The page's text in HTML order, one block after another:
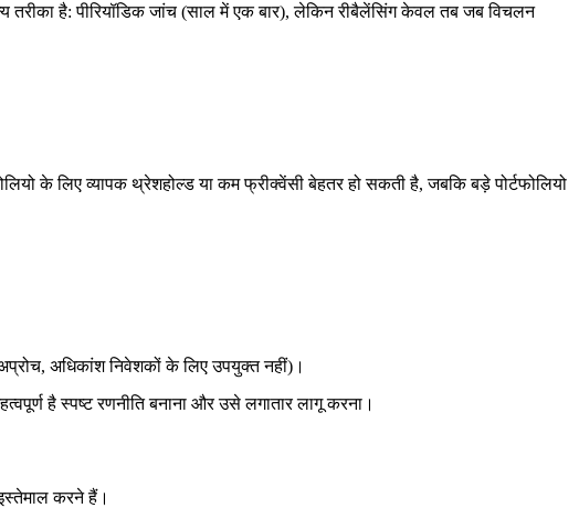
तरीका है: पीरियॉडिक जांच (साल में एक बार), लेकिन रीबैलेंसिंग केवल तब जब विचलन
के लिए व्यापक थ्रेशहोल्ड या कम फ्रीक्वेंसी बेहतर हो सकती है, जबकि बड़े पोर्टफोलियो
अधिकांश निवेशकों के लिए उपयुक्त नहीं)।
है स्पष्ट रणनीति बनाना और उसे लगातार लागू करना।
करने हैं।